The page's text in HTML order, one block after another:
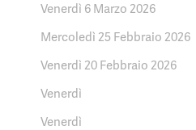
Venerdì 6 Marzo 2026
Mercoledì 25 Febbraio 2026
Venerdì 20 Febbraio 2026
Venerdì
Venerdì